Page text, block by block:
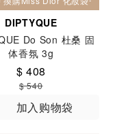
DIPTYQUE
Do Son 杜桑 固
体香氛 3g
$ 408
$ 540
加入购物袋